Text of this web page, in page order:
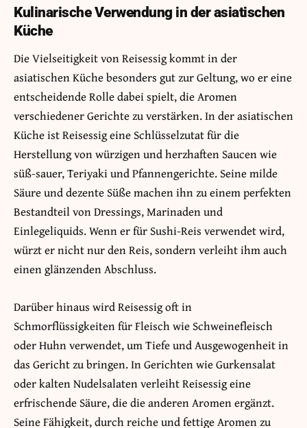
Kulinarische Verwendung in der asiatischen
Küche
Die Vielseitigkeit von Reisessig kommt in der
asiatischen Küche besonders gut zur Geltung, wo er eine
entscheidende Rolle dabei spielt, die Aromen
verschiedener Gerichte zu verstärken. In der asiatischen
Küche ist Reisessig eine Schlüsselzutat für die
Herstellung von würzigen und herzhaften Saucen wie
süß-sauer, Teriyaki und Pfannengerichte. Seine milde
Säure und dezente Süße machen ihn zu einem perfekten
Bestandteil von Dressings, Marinaden und
Einlegeliquids. Wenn er für Sushi-Reis verwendet wird,
würzt er nicht nur den Reis, sondern verleiht ihm auch
einen glänzenden Abschluss.
Darüber hinaus wird Reisessig oft in
Schmorflüssigkeiten für Fleisch wie Schweinefleisch
oder Huhn verwendet, um Tiefe und Ausgewogenheit in
das Gericht zu bringen. In Gerichten wie Gurkensalat
oder kalten Nudelsalaten verleiht Reisessig eine
erfrischende Säure, die die anderen Aromen ergänzt.
Seine Fähigkeit, durch reiche und fettige Aromen zu